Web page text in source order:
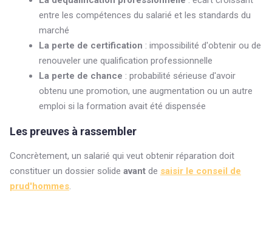
entre les compétences du salarié et les standards du
marché
La perte de certification : impossibilité d'obtenir ou de
renouveler une qualification professionnelle
La perte de chance : probabilité sérieuse d'avoir
obtenu une promotion, une augmentation ou un autre
emploi si la formation avait été dispensée
Les preuves à rassembler
Concrètement, un salarié qui veut obtenir réparation doit
constituer un dossier solide avant de saisir le conseil de
prud'hommes.